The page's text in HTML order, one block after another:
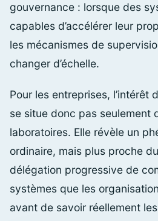
gouvernance : lorsque des
capables d’accélérer leur
les mécanismes de
changer d’échelle.
Pour les entreprises, l’intérêt
se situe donc pas seulement
laboratoires. Elle révèle un
ordinaire, mais plus proche
délégation progressive de
systèmes que les
avant de savoir réellement